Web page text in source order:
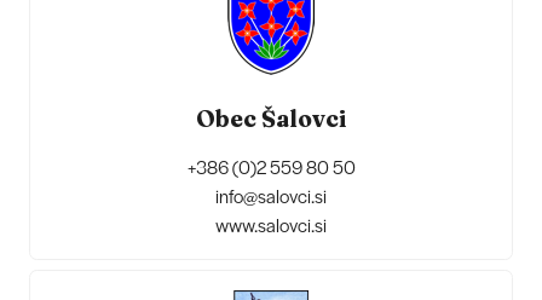
Obec Šalovci
+386 (0)2 559 80 50
info@salovci.si
www.salovci.si